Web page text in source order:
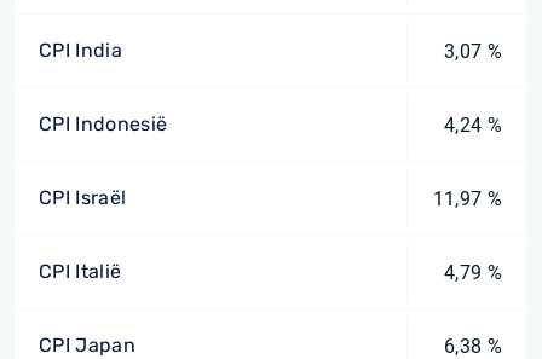
CPI India 3,07 %
CPI Indonesië 4,24 %
CPI Israël 11,97 %
CPI Italië 4,79 %
CPI Japan 6,38 %